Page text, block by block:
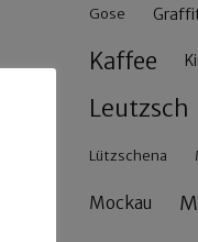
Gose
Kaffee
Leutzsch
Lützschena
Mockau